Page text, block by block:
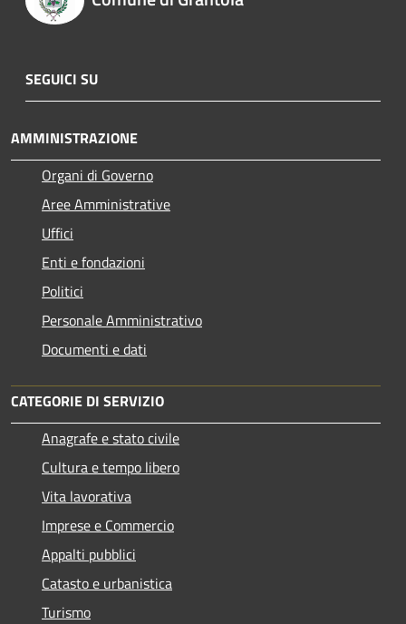
SEGUICI SU
AMMINISTRAZIONE
Organi di Governo
Aree Amministrative
Uffici
Enti e fondazioni
Politici
Personale Amministrativo
Documenti e dati
CATEGORIE DI SERVIZIO
Anagrafe e stato civile
Cultura e tempo libero
Vita lavorativa
Imprese e Commercio
Appalti pubblici
Catasto e urbanistica
Turismo